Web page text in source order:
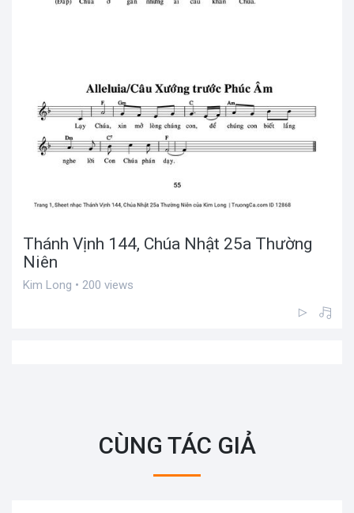
Thánh Vịnh 144, Chúa Nhật 25a Thường
Niên
Kim Long • 200 views
CÙNG TÁC GIẢ